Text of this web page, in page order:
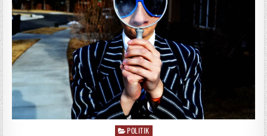
Posted
POLITIK